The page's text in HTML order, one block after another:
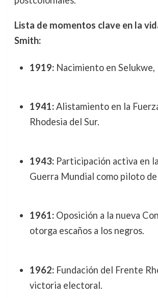
Lista de momentos clave en la
Smith:
1919:Nacimiento en Selukwe,
1941:Alistamiento en la
Rhodesia del Sur.
1943:Participación activa en
Guerra Mundial como piloto de
1961:Oposición a la nueva
otorga escaños a los negros.
1962:Fundación del Frente
victoria electoral.